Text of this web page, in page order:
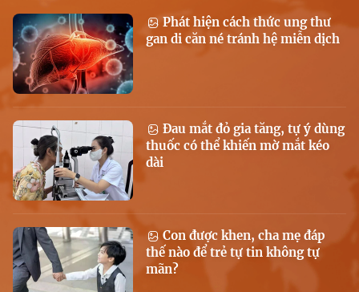
Phát hiện cách thức ung thư
gan di căn né tránh hệ miễn dịch
Đau mắt đỏ gia tăng, tự ý dùng
thuốc có thể khiến mờ mắt kéo
dài
Con được khen, cha mẹ đáp
thế nào để trẻ tự tin không tự
mãn?